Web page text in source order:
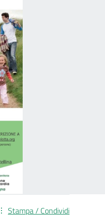
Stampa / Condividi